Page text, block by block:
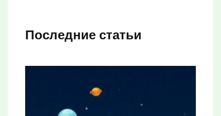
Последние статьи